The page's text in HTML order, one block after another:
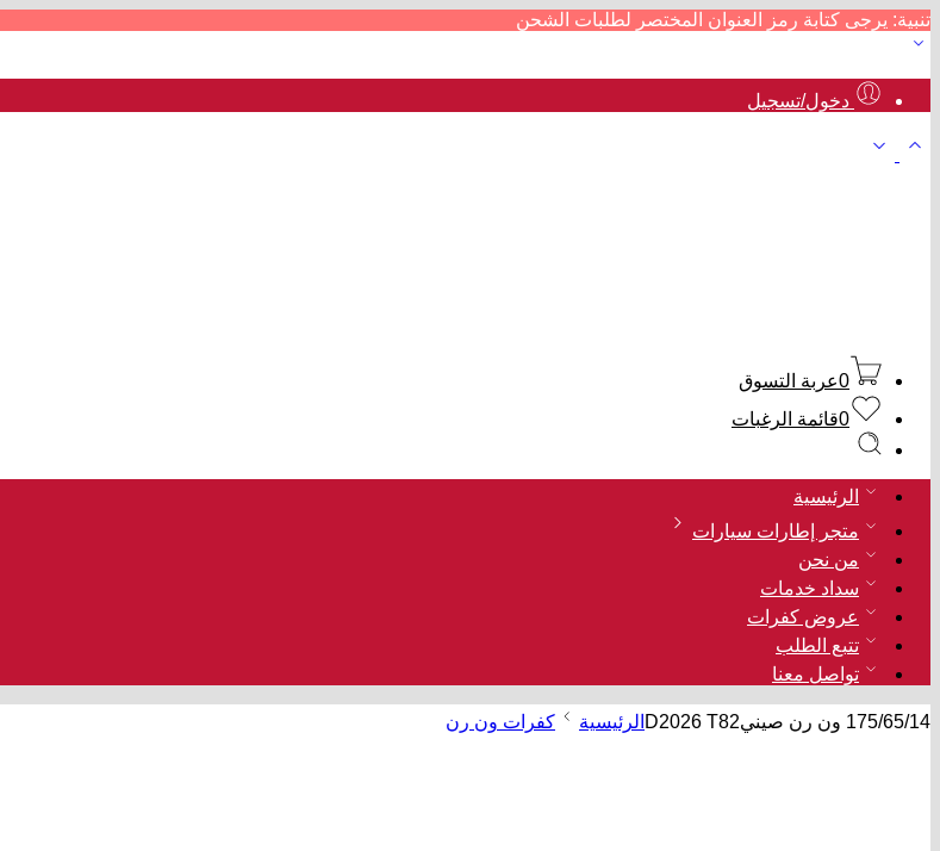
تنبية: يرجى كتابة رمز العنوان المختصر لطلبات الشحن
دخول/تسجيل
0عربة التسوق
0قائمة الرغبات
الرئيسية
متجر إطارات سيارات
من نحن
سداد خدمات
عروض كفرات
تتبع الطلب
تواصل معنا
175/65/14 ون رن صينيD2026 T82 الرئيسية كفرات ون رن